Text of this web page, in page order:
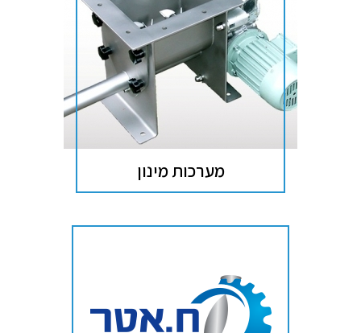
מערכות מינון